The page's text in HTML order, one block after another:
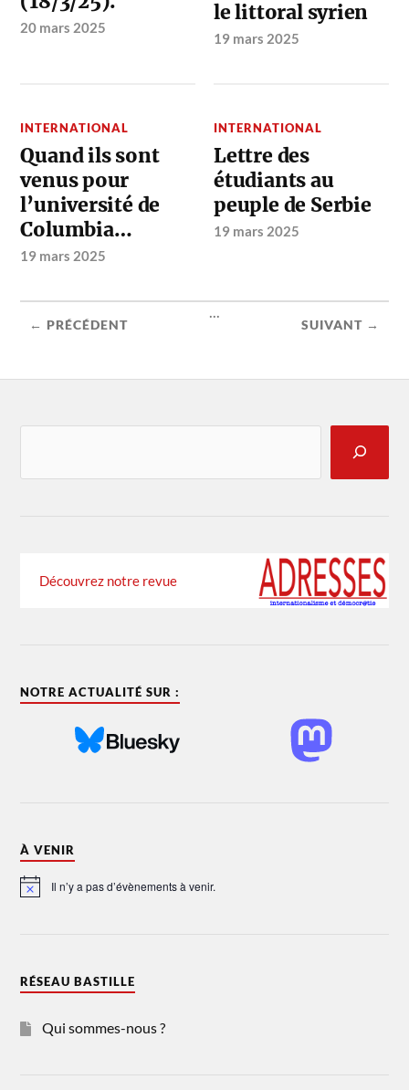
20 mars 2025
le littoral syrien
19 mars 2025
INTERNATIONAL
Quand ils sont
venus pour
l’université de
Columbia…
19 mars 2025
INTERNATIONAL
Lettre des
étudiants au
peuple de Serbie
19 mars 2025
← PRÉCÉDENT
...
SUIVANT →
Découvrez notre revue
NOTRE ACTUALITÉ SUR :
À VENIR
Notice Il n’y a pas d’évènements à venir.
RÉSEAU BASTILLE
Qui sommes-nous ?